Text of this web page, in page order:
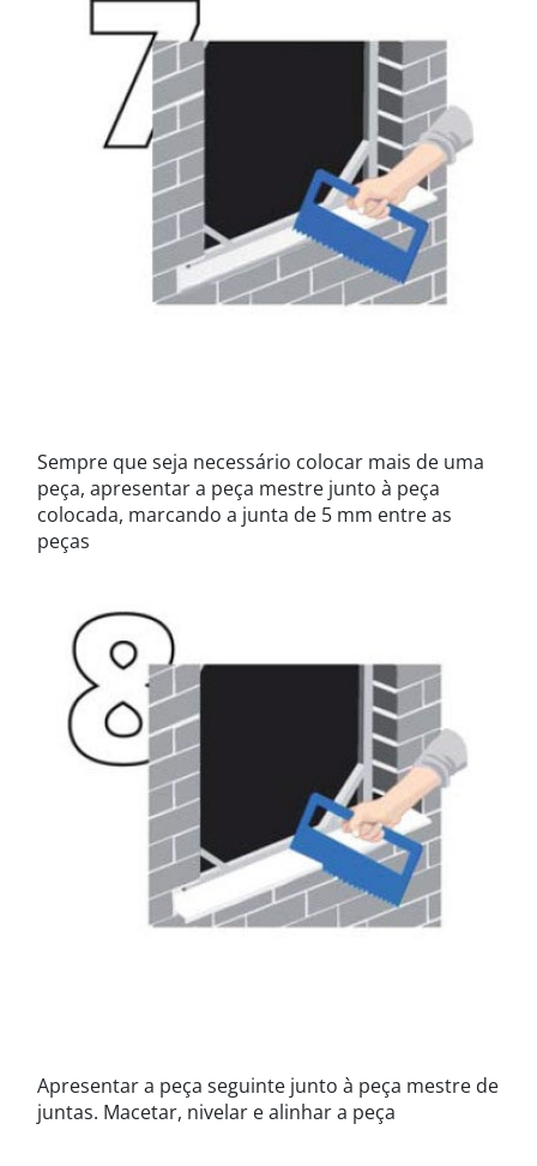
Sempre que seja necessário colocar mais de uma
peça, apresentar a peça mestre junto à peça
colocada, marcando a junta de 5 mm entre as
peças
Apresentar a peça seguinte junto à peça mestre de
juntas. Macetar, nivelar e alinhar a peça